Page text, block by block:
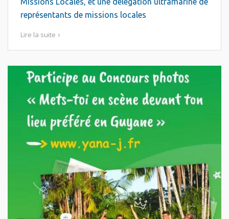
représentants de missions locales
Lire la suite